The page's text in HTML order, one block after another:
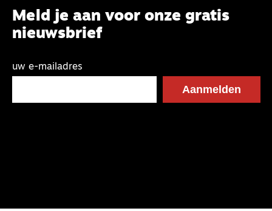
Meld je aan voor onze gratis
nieuwsbrief
uw e-mailadres